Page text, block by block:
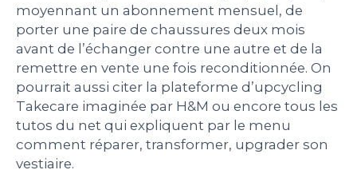
Mentions légales
Politique de protection des données
personnelles
Plan du site
moyennant un abonnement mensuel, de
porter une paire de chaussures deux mois
avant de l’échanger contre une autre et de la
remettre en vente une fois reconditionnée. On
pourrait aussi citer la plateforme d’upcycling
Takecare imaginée par H&M ou encore tous les
tutos du net qui expliquent par le menu
comment réparer, transformer, upgrader son
vestiaire.